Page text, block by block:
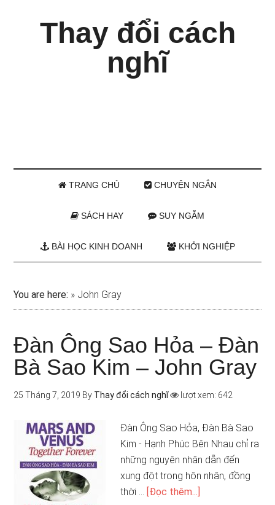
Thay đổi cách
nghĩ
TRANG CHỦ CHUYỆN NGẮN
SÁCH HAY SUY NGẪM
BÀI HỌC KINH DOANH KHỞI NGHIỆP
You are here: » John Gray
Đàn Ông Sao Hỏa – Đàn
Bà Sao Kim – John Gray
25 Tháng 7, 2019 By Thay đổi cách nghĩ lượt xem: 642
Đàn Ông Sao Hỏa, Đàn Bà Sao
Kim - Hạnh Phúc Bên Nhau chỉ ra
những nguyên nhân dẫn đến
xung đột trong hôn nhân, đồng
thời … [Đọc thêm...]